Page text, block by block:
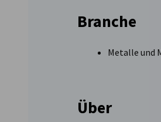
Branche
Metalle und
Über